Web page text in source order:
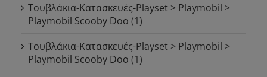
Τουβλάκια-Κατασκευές-Playset > Playmobil >
Playmobil Scooby Doo (1)
Τουβλάκια-Κατασκευές-Playset > Playmobil >
Playmobil Scooby Doo (1)